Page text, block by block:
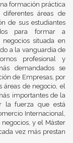
formación práctica
áreas de
de sus estudiantes
para formar a
situada en
a la vanguardia de
profesional y
demandados se
de Empresas, por
áreas de negocio, el
importantes de la
la fuerza que está
Internacional,
y el Máster
vez más prestan